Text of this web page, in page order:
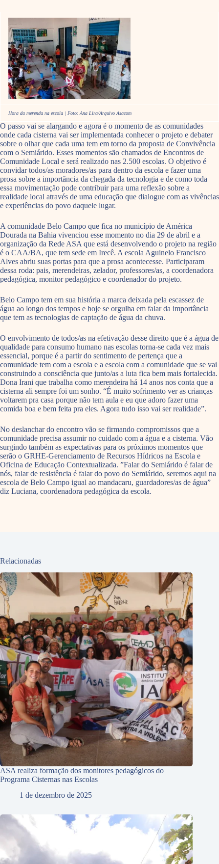
Hora da merenda na escola | Foto: Ana Lira/Arquivo Asacom
O passo vai se alargando e agora é o momento de as comunidades
onde cada cisterna vai ser implementada conhecer o projeto e debater
sobre o olhar que cada uma tem em torno da proposta de Convivência
com o Semiárido. Esses momentos são chamados de Encontros de
Comunidade Local e será realizado nas 2.500 escolas. O objetivo é
convidar todos/as moradores/as para dentro da escola e fazer uma
prosa sobre a importância da chegada da tecnologia e de como toda
essa movimentação pode contribuir para uma reflexão sobre a
realidade local através de uma educação que dialogue com as vivências
e experiências do povo daquele lugar.
A comunidade Belo Campo que fica no município de América
Dourada na Bahia vivenciou esse momento no dia 29 de abril e a
organização da Rede ASA que está desenvolvendo o projeto na região
é o CAA/BA, que tem sede em Irecê. A escola Aguinelo Francisco
Alves abriu suas portas para que a prosa acontecesse. Participaram
dessa roda: pais, merendeiras, zelador, professores/as, a coordenadora
pedagógica, monitor pedagógico e coordenador do projeto.
Belo Campo tem em sua história a marca deixada pela escassez de
água ao longo dos tempos e hoje se orgulha em falar da importância
que tem as tecnologias de captação de água da chuva.
O envolvimento de todos/as na efetivação desse direito que é a água de
qualidade para consumo humano nas escolas torna-se cada vez mais
essencial, porque é a partir do sentimento de pertença que a
comunidade tem com a escola e a escola com a comunidade que se vai
construindo a consciência que junto/as a luta fica bem mais fortalecida.
Dona Irani que trabalha como merendeira há 14 anos nos conta que a
cisterna ali sempre foi um sonho. “É muito sofrimento ver as crianças
voltarem pra casa porque não tem aula e eu que adoro fazer uma
comida boa e bem feita pra eles. Agora tudo isso vai ser realidade”.
No deslanchar do encontro vão se firmando compromissos que a
comunidade precisa assumir no cuidado com a água e a cisterna. Vão
surgindo também as expectativas para os próximos momentos que
serão o GRHE-Gerenciamento de Recursos Hídricos na Escola e
Oficina de Educação Contextualizada. ”Falar do Semiárido é falar de
nós, falar de resistência é falar do povo do Semiárido, seremos aqui na
escola de Belo Campo igual ao mandacaru, guardadores/as de água”
diz Luciana, coordenadora pedagógica da escola.
Relacionadas
ASA realiza formação dos monitores pedagógicos do
Programa Cisternas nas Escolas
1 de dezembro de 2025